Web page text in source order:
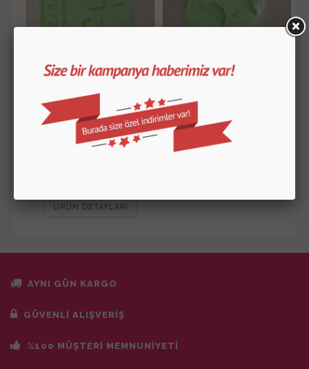
DK28
ÜRÜN DETAYLARI
DK178
ÜRÜN DETAYLARI
AYNI GÜN KARGO
GÜVENLİ ALIŞVERİŞ
%100 MÜŞTERİ MEMNUNİYETİ